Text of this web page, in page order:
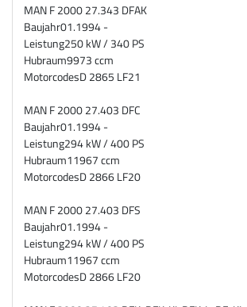
MAN F 2000 27.343 DFAK
Baujahr01.1994 -
Leistung250 kW / 340 PS
Hubraum9973 ccm
MotorcodesD 2865 LF21
MAN F 2000 27.403 DFC
Baujahr01.1994 -
Leistung294 kW / 400 PS
Hubraum11967 ccm
MotorcodesD 2866 LF20
MAN F 2000 27.403 DFS
Baujahr01.1994 -
Leistung294 kW / 400 PS
Hubraum11967 ccm
MotorcodesD 2866 LF20